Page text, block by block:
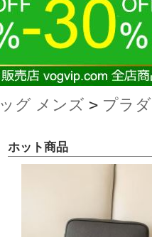
グ メンズ > プラ
ホット商品